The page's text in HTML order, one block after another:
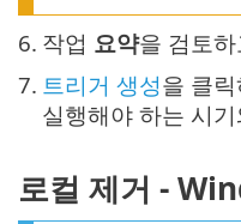
6. 작업 요약을 검토하
7. 트리거 생성을 클
실행해야 하는 시
로컬 제거 -